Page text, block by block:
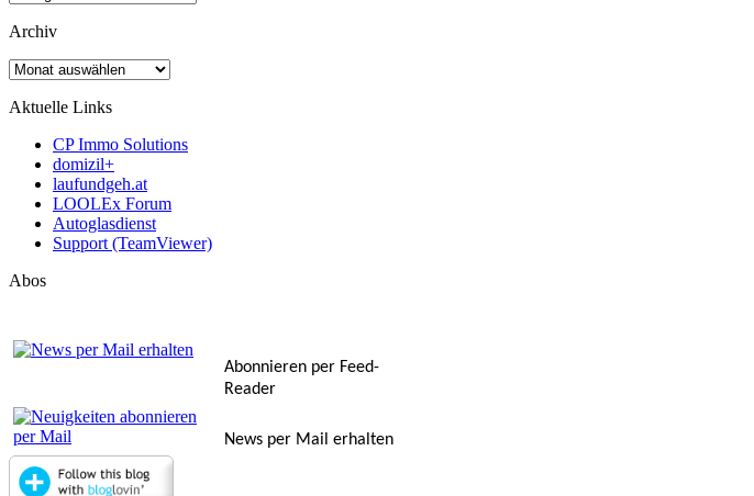
Archiv
Archiv
Aktuelle Links
CP Immo Solutions
domizil+
laufundgeh.at
LOOLEx Forum
Autoglasdienst
Support (TeamViewer)
Abos
Abonnieren per Feed-
Reader
News per Mail erhalten